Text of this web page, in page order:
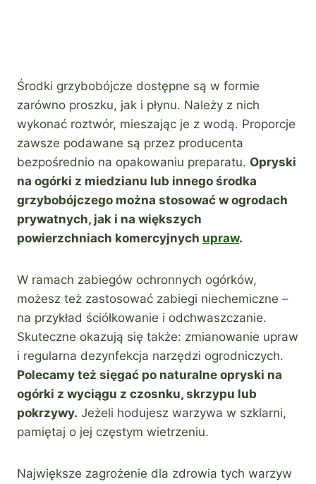
Środki grzybobójcze dostępne są w formie
zarówno proszku, jak i płynu. Należy z nich
wykonać roztwór, mieszając je z wodą. Proporcje
zawsze podawane są przez producenta
bezpośrednio na opakowaniu preparatu. Opryski
na ogórki z miedzianu lub innego środka
grzybobójczego można stosować w ogrodach
prywatnych, jak i na większych
powierzchniach komercyjnych upraw.
W ramach zabiegów ochronnych ogórków,
możesz też zastosować zabiegi niechemiczne –
na przykład ściółkowanie i odchwaszczanie.
Skuteczne okazują się także: zmianowanie upraw
i regularna dezynfekcja narzędzi ogrodniczych.
Polecamy też sięgać po naturalne opryski na
ogórki z wyciągu z czosnku, skrzypu lub
pokrzywy. Jeżeli hodujesz warzywa w szklarni,
pamiętaj o jej częstym wietrzeniu.
Największe zagrożenie dla zdrowia tych warzyw